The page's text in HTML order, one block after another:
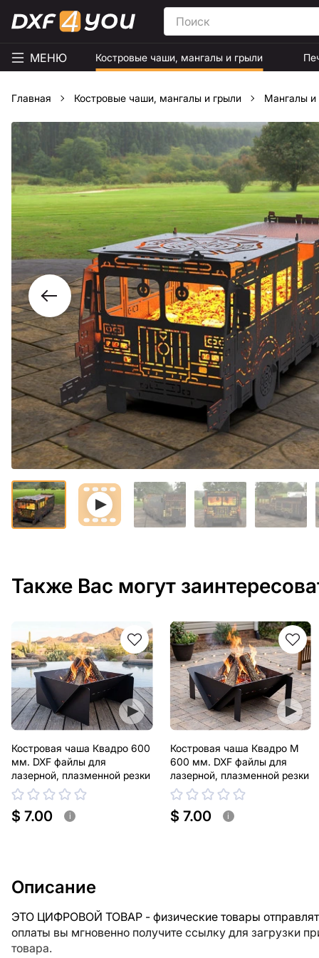
МЕНЮ Костровые чаши, мангалы и грыли
Главная Костровые чаши, мангалы и грыли Мангалы и
Также Вас могут
Костровая чаша Квадро 600
мм. DXF файлы для
лазерной, плазменной резки
$ 7.00 i
Костровая чаша Квадро М
600 мм. DXF файлы для
лазерной, плазменной резки
$ 7.00 i
Описание
ЭТО ЦИФРОВОЙ ТОВАР - физические товары
оплаты вы мгновенно получите ссылку для загрузки
товара.